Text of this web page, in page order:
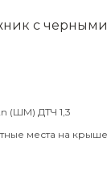
с
(ШМ) ДТЧ 1,3
места на крыше